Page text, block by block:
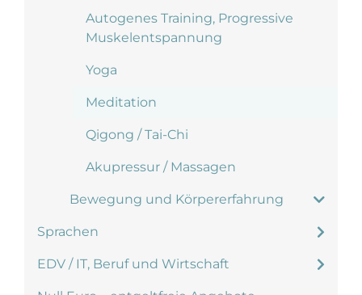
Autogenes Training, Progressive
Muskelentspannung
Yoga
Meditation
Qigong / Tai-Chi
Akupressur / Massagen
Bewegung und Körpererfahrung
Sprachen
EDV / IT, Beruf und Wirtschaft